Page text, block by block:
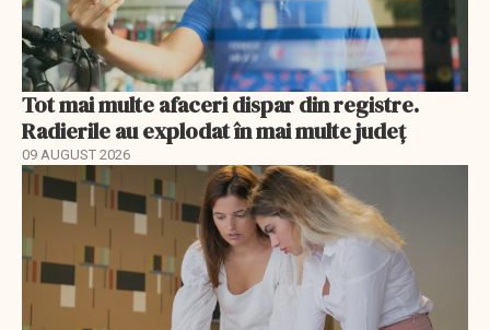
Tot mai multe afaceri dispar din registre.
Radierile au explodat în mai multe județ
09 AUGUST 2026